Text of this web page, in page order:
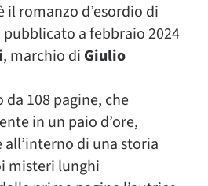
il romanzo d’esordio di
pubblicato a febbraio 2024
, marchio di Giulio
108 pagine, che
in un paio d’ore,
di una storia
misteri lunghi